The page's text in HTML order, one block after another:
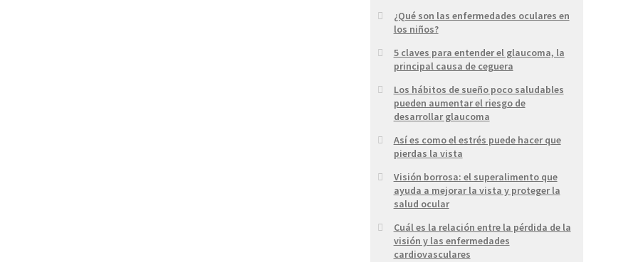
¿Qué son las enfermedades oculares en
los niños?
5 claves para entender el glaucoma, la
principal causa de ceguera
Los hábitos de sueño poco saludables
pueden aumentar el riesgo de
desarrollar glaucoma
Así es como el estrés puede hacer que
pierdas la vista
Visión borrosa: el superalimento que
ayuda a mejorar la vista y proteger la
salud ocular
Cuál es la relación entre la pérdida de la
visión y las enfermedades
cardiovasculares